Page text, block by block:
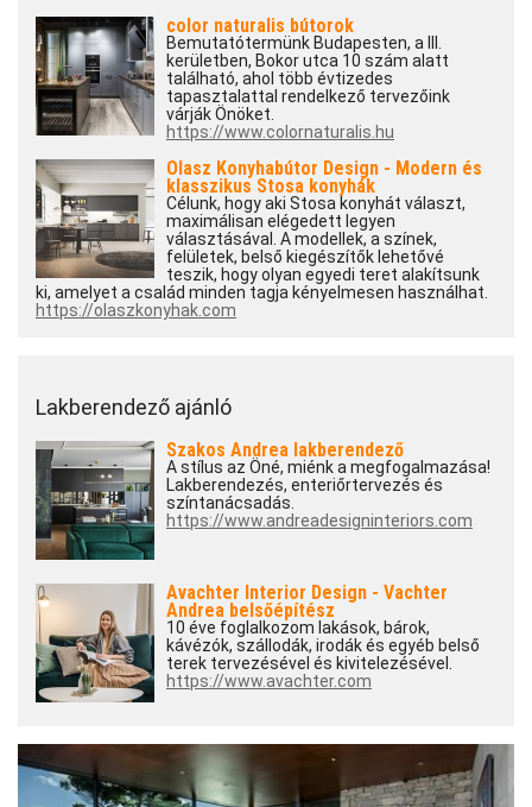
color naturalis bútorok
Bemutatótermünk Budapesten, a III.
kerületben, Bokor utca 10 szám alatt
található, ahol több évtizedes
tapasztalattal rendelkező tervezőink
várják Önöket.
https://www.colornaturalis.hu
Olasz Konyhabútor Design - Modern és
klasszikus Stosa konyhák
Célunk, hogy aki Stosa konyhát választ,
maximálisan elégedett legyen
választásával. A modellek, a színek,
felületek, belső kiegészítők lehetővé
teszik, hogy olyan egyedi teret alakítsunk
ki, amelyet a család minden tagja kényelmesen használhat.
https://olaszkonyhak.com
Lakberendező ajánló
Szakos Andrea lakberendező
A stílus az Öné, miénk a megfogalmazása!
Lakberendezés, enteriőrtervezés és
színtanácsadás.
https://www.andreadesigninteriors.com
Avachter Interior Design - Vachter
Andrea belsőépítész
10 éve foglalkozom lakások, bárok,
kávézók, szállodák, irodák és egyéb belső
terek tervezésével és kivitelezésével.
https://www.avachter.com